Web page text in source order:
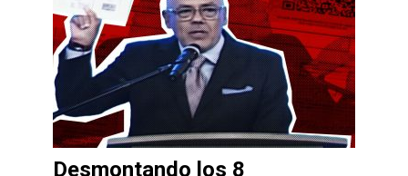
Desmontando los 8